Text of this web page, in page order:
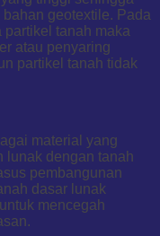
geotextile. Pada
tanah maka
atau penyaring
partikel tanah tidak
material yang
lunak dengan tanah
pembangunan
dasar lunak
mencegah